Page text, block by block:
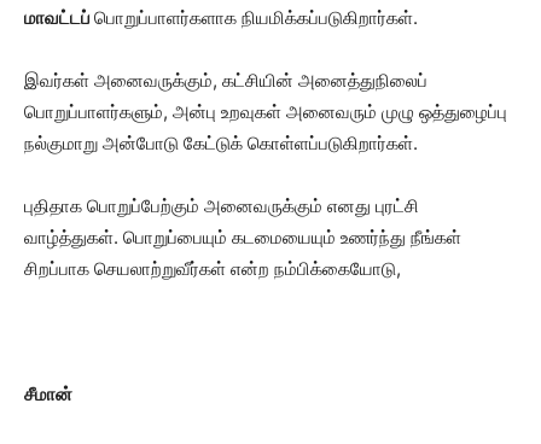
மாவட்டப் பொறுப்பாளர்களாக நியமிக்கப்படுகிறார்கள்.
இவர்கள் அனைவருக்கும், கட்சியின் அனைத்துநிலைப்
பொறுப்பாளர்களும், அன்பு உறவுகள் அனைவரும் முழு ஒத்துழைப்பு
நல்குமாறு அன்போடு கேட்டுக் கொள்ளப்படுகிறார்கள்.
புதிதாக பொறுப்பேற்கும் அனைவருக்கும் எனது புரட்சி
வாழ்த்துகள். பொறுப்பையும் கடமையையும் உணர்ந்து நீங்கள்
சிறப்பாக செயலாற்றுவீர்கள் என்ற நம்பிக்கையோடு,
சீமான்